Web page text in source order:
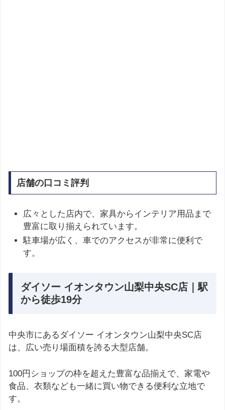
店舗の口コミ評判
広々とした店内で、家具からインテリア用品まで
豊富に取り揃えられています。
駐車場が広く、車でのアクセスが非常に便利で
す。
ダイソー イオンタウン山梨中央SC店｜駅
から徒歩19分
中央市にあるダイソー イオンタウン山梨中央SC店
は、広い売り場面積を誇る大型店舗。
100円ショップの枠を超えた豊富な品揃えで、家電や
食品、衣類なども一緒に買い物できる便利な立地で
す。